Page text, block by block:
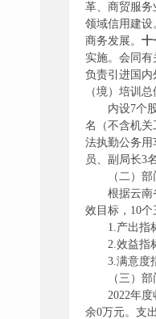
革、商贸服
领域信用建
商务发展。 十
实施。会同
负责引进国
（境）培训
内设7个
名（不含机关
法执勤公务用
员、副局长3名
（二）
根据云南
效目标，10个
1.产出指
2.效益指
3.满意度
（三）
2022年
余0万元。支